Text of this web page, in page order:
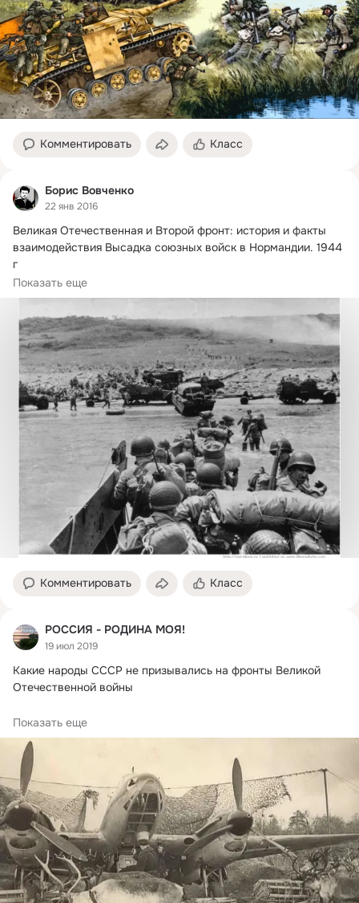
Комментировать Класс
Борис Вовченко
22 янв 2016
Великая Отечественная и Второй фронт: история и факты
взаимодействия Высадка союзных войск в Нормандии. 1944
г
Утром 6 июня 1944 года...
Показать еще
Комментировать Класс
РОССИЯ - РОДИНА МОЯ!
19 июл 2019
Какие народы СССР не призывались на фронты Великой
Отечественной войны
Широко распространено суждение, что все народы СССР в
равной...
Показать еще